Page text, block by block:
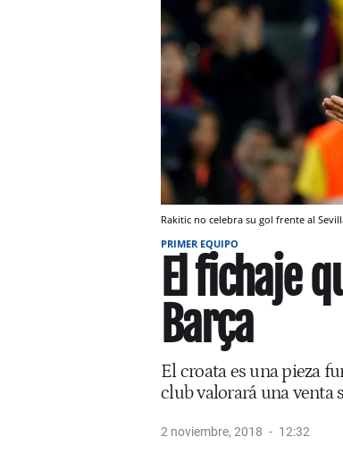
Rakitic no celebra su gol frente al
PRIMER EQUIPO
El fichaje
Barça
El croata es una pieza
club valorará una venta
2 noviembre, 2018 12:32